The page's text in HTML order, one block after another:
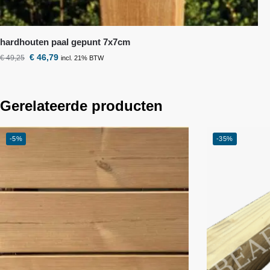
hardhouten paal gepunt 7x7cm
€49,25 € 46,79 incl. 21% BTW
Gerelateerde producten
-5% -35%